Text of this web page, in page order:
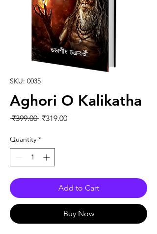
SKU: 0035
Aghori O Kalikatha
₹399.00 Regular Price
₹319.00Sale Price
Quantity *
Add to Cart
Buy Now